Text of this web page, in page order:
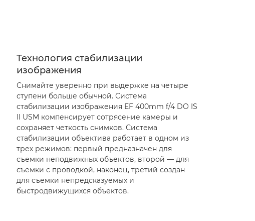
Технология стабилизации
изображения
Снимайте уверенно при выдержке на четыре
ступени больше обычной. Система
стабилизации изображения EF 400mm f/4 DO IS
II USM компенсирует сотрясение камеры и
сохраняет четкость снимков. Система
стабилизации объектива работает в одном из
трех режимов: первый предназначен для
съемки неподвижных объектов, второй — для
съемки с проводкой, наконец, третий создан
для съемки непредсказуемых и
быстродвижущихся объектов.